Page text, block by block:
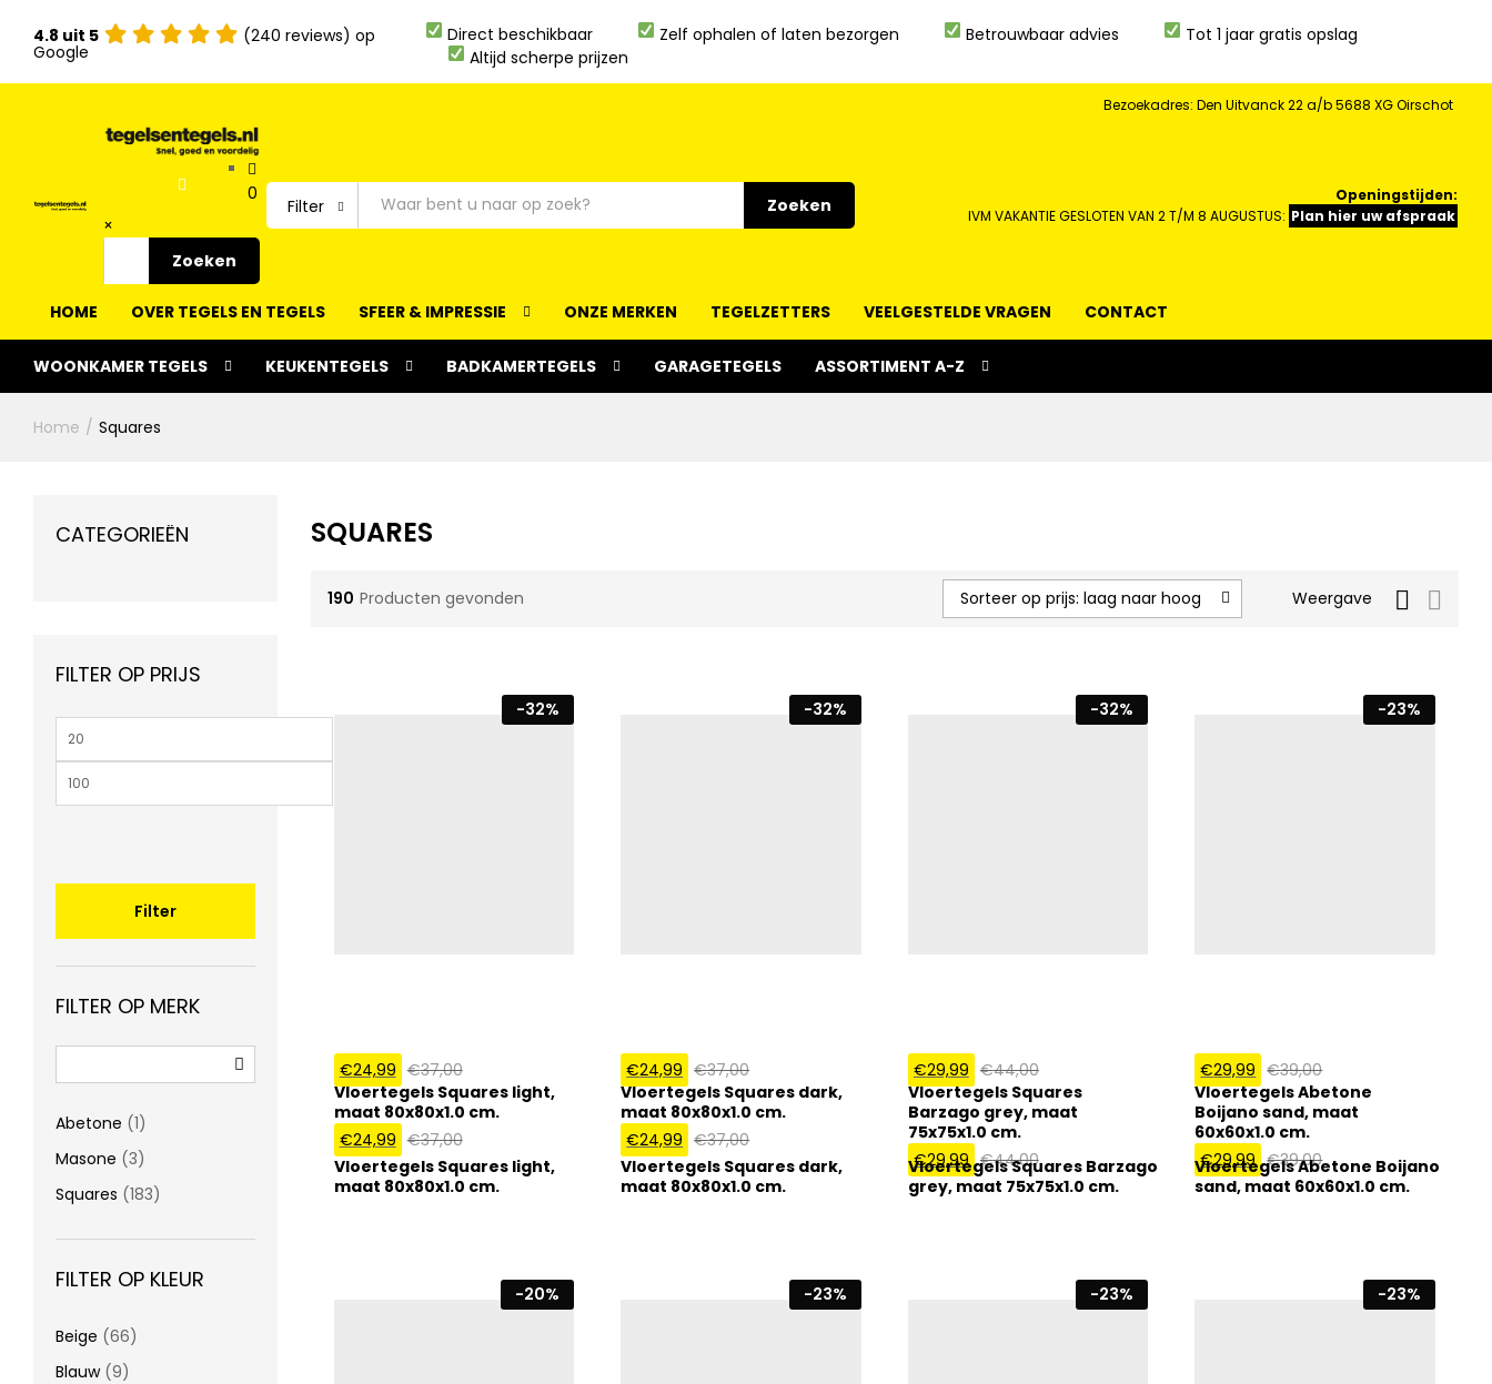
4.8 uit 5 (240 reviews) op
Google
Direct beschikbaar Zelf ophalen of laten bezorgen Betrouwbaar advies
Tot 1 jaar gratis opslag
Altijd scherpe prijzen
Bezoekadres: Den Uitvanck 22 a/b 5688 XG Oirschot
0
×
Zoeken
Filter Zoeken
Openingstijden:
IVM VAKANTIE GESLOTEN VAN 2 T/M 8 AUGUSTUS: Plan hier uw afspraak
HOME OVER TEGELS EN TEGELS SFEER & IMPRESSIE ONZE MERKEN TEGELZETTERS VEELGESTELDE VRAGEN CONTACT
WOONKAMER TEGELS KEUKENTEGELS BADKAMERTEGELS GARAGETEGELS ASSORTIMENT A-Z
Home / Squares
SQUARES
190 Producten gevonden Weergave
Sorteer op prijs: laag naar hoog
-32%
Vloertegels Squares light,
maat 80x80x1.0 cm.
€24,99 €37,00
Vloertegels Squares light,
maat 80x80x1.0 cm.
€24,99 €37,00
-32%
Vloertegels Squares dark,
maat 80x80x1.0 cm.
€24,99 €37,00
Vloertegels Squares dark,
maat 80x80x1.0 cm.
€24,99 €37,00
-32%
Vloertegels Squares Barzago
grey, maat 75x75x1.0 cm.
€29,99 €44,00
Vloertegels Squares
Barzago grey, maat
75x75x1.0 cm.
€29,99 €44,00
-23%
Vloertegels Abetone Boijano
sand, maat 60x60x1.0 cm.
€29,99 €39,00
Vloertegels Abetone
Boijano sand, maat
60x60x1.0 cm.
€29,99 €39,00
-20% -23% -23% -23%
CATEGORIEËN
FILTER OP PRIJS
Min.
prijs
Max.
prijs
Filter
FILTER OP MERK
Abetone (1)
Masone (3)
Squares (183)
FILTER OP KLEUR
Beige (66)
Blauw (9)